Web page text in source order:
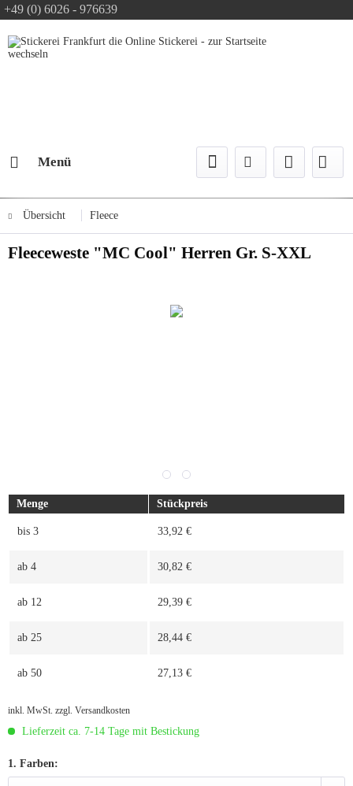
+49 (0) 6026 - 976639
Text-Logo kostenlos
Logo Konfiguration
Menü
Übersicht Fleece
Fleeceweste "MC Cool" Herren Gr. S-XXL
Menge Stückpreis
bis 3 33,92 €
ab 4 30,82 €
ab 12 29,39 €
ab 25 28,44 €
ab 50 27,13 €
inkl. MwSt. zzgl. Versandkosten
Lieferzeit ca. 7-14 Tage mit Bestickung
1. Farben: